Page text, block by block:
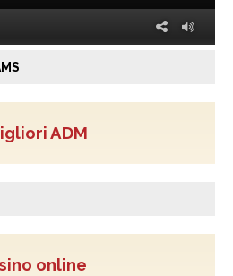
ADM
online